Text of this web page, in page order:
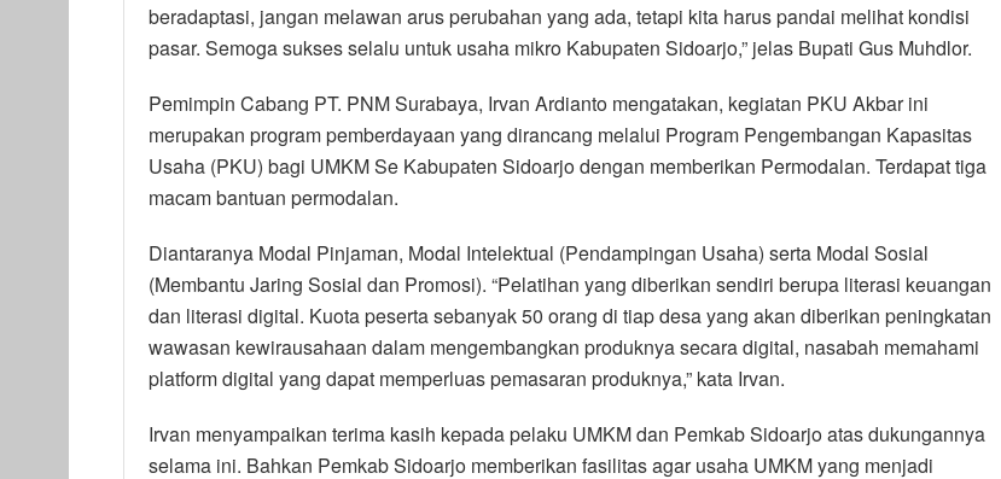
beradaptasi, jangan melawan arus perubahan yang ada, tetapi kita harus pandai melihat kondisi
pasar. Semoga sukses selalu untuk usaha mikro Kabupaten Sidoarjo,” jelas Bupati Gus Muhdlor.
Pemimpin Cabang PT. PNM Surabaya, Irvan Ardianto mengatakan, kegiatan PKU Akbar ini
merupakan program pemberdayaan yang dirancang melalui Program Pengembangan Kapasitas
Usaha (PKU) bagi UMKM Se Kabupaten Sidoarjo dengan memberikan Permodalan. Terdapat tiga
macam bantuan permodalan.
Diantaranya Modal Pinjaman, Modal Intelektual (Pendampingan Usaha) serta Modal Sosial
(Membantu Jaring Sosial dan Promosi). “Pelatihan yang diberikan sendiri berupa literasi keuangan
dan literasi digital. Kuota peserta sebanyak 50 orang di tiap desa yang akan diberikan peningkatan
wawasan kewirausahaan dalam mengembangkan produknya secara digital, nasabah memahami
platform digital yang dapat memperluas pemasaran produknya,” kata Irvan.
Irvan menyampaikan terima kasih kepada pelaku UMKM dan Pemkab Sidoarjo atas dukungannya
selama ini. Bahkan Pemkab Sidoarjo memberikan fasilitas agar usaha UMKM yang menjadi